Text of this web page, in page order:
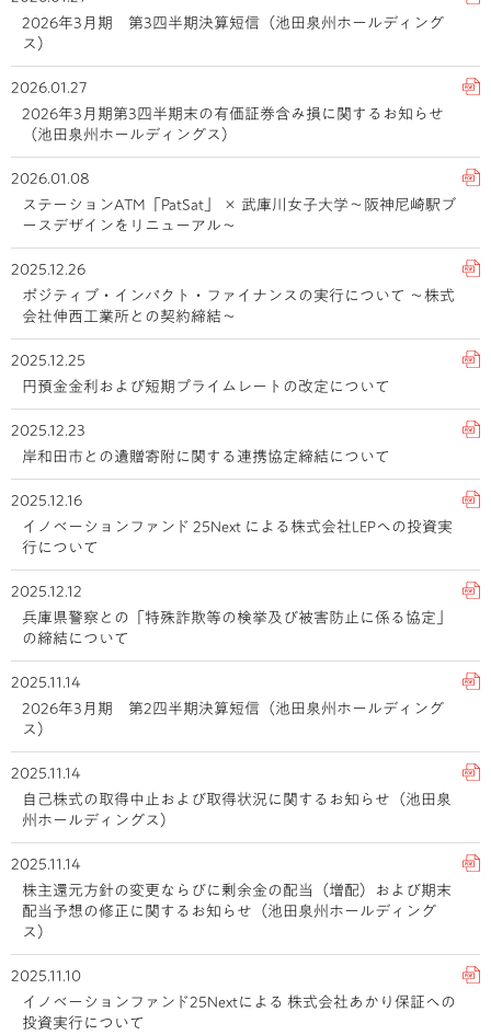
2026年3月期 第3四半期決算短信（池田泉州ホールディング
ス）
2026.01.27
2026年3月期第3四半期末の有価証券含み損に関するお知らせ
（池田泉州ホールディングス）
2026.01.08
ステーションATM「PatSat」 × 武庫川女子大学～阪神尼崎駅ブ
ースデザインをリニューアル～
2025.12.26
ポジティブ・インパクト・ファイナンスの実行について ～株式
会社伸西工業所との契約締結～
2025.12.25
円預金金利および短期プライムレートの改定について
2025.12.23
岸和田市との遺贈寄附に関する連携協定締結について
2025.12.16
イノベーションファンド 25Next による株式会社LEPへの投資実
行について
2025.12.12
兵庫県警察との「特殊詐欺等の検挙及び被害防止に係る協定」
の締結について
2025.11.14
2026年3月期 第2四半期決算短信（池田泉州ホールディング
ス）
2025.11.14
自己株式の取得中止および取得状況に関するお知らせ（池田泉
州ホールディングス）
2025.11.14
株主還元方針の変更ならびに剰余金の配当（増配）および期末
配当予想の修正に関するお知らせ（池田泉州ホールディング
ス）
2025.11.10
イノベーションファンド25Nextによる 株式会社あかり保証への
投資実行について